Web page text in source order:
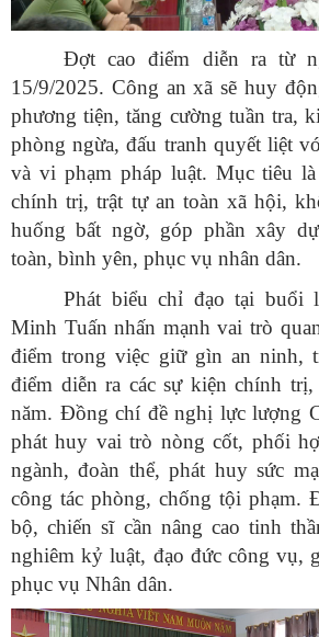
Đợt cao điểm diễn ra từ
15/9/2025. Công an xã sẽ huy
phương tiện, tăng cường tuần tra,
phòng ngừa, đấu tranh quyết liệt
và vi phạm pháp luật. Mục tiêu
chính trị, trật tự an toàn xã hội,
huống bất ngờ, góp phần xây
toàn, bình yên, phục vụ nhân dân.
Phát biểu chỉ đạo tại buổi
Minh Tuấn nhấn mạnh vai trò
điểm trong việc giữ gìn an ninh,
điểm diễn ra các sự kiện chính
năm. Đồng chí đề nghị lực lượng
phát huy vai trò nòng cốt, phối
ngành, đoàn thể, phát huy sức
công tác phòng, chống tội phạm.
bộ, chiến sĩ cần nâng cao tinh
nghiêm kỷ luật, đạo đức công vụ,
phục vụ Nhân dân.